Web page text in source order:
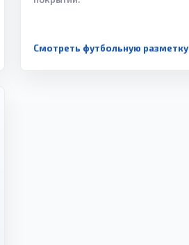
Смотреть футбольную разметку